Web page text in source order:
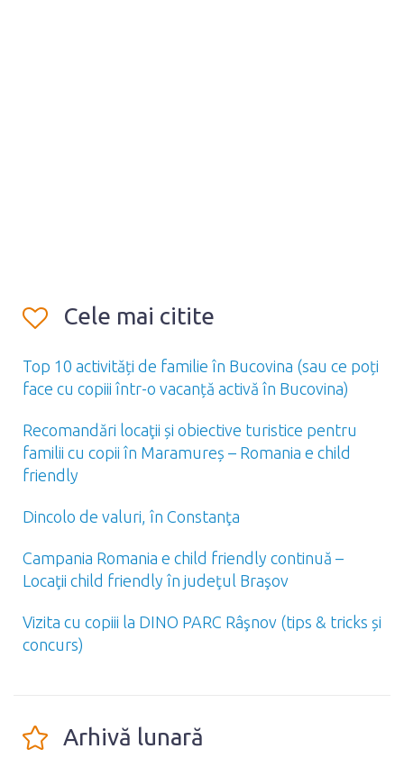
Cele mai citite
Top 10 activități de familie în Bucovina (sau ce poți
face cu copiii într-o vacanță activă în Bucovina)
Recomandări locaţii și obiective turistice pentru
familii cu copii în Maramureș – Romania e child
friendly
Dincolo de valuri, în Constanţa
Campania Romania e child friendly continuă –
Locaţii child friendly în judeţul Braşov
Vizita cu copiii la DINO PARC Râşnov (tips & tricks și
concurs)
Arhivă lunară